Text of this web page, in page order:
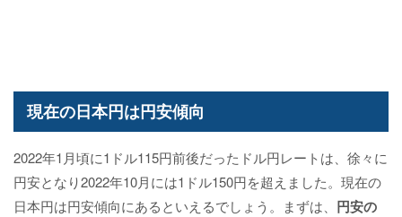
現在の日本円は円安傾向
2022年1月頃に1ドル115円前後だったドル円レートは、徐々に
円安となり2022年10月には1ドル150円を超えました。現在の
日本円は円安傾向にあるといえるでしょう。まずは、 円安の